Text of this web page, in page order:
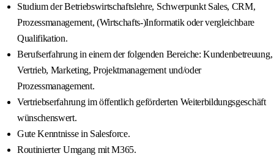
Studium der Betriebswirtschaftslehre, Schwerpunkt Sales, CRM,
Prozessmanagement, (Wirtschafts-)Informatik oder vergleichbare
Qualifikation.
Berufserfahrung in einem der folgenden Bereiche: Kundenbetreuung,
Vertrieb, Marketing, Projektmanagement und/oder
Prozessmanagement.
Vertriebserfahrung im öffentlich geförderten Weiterbildungsgeschäft
wünschenswert.
Gute Kenntnisse in Salesforce.
Routinierter Umgang mit M365.